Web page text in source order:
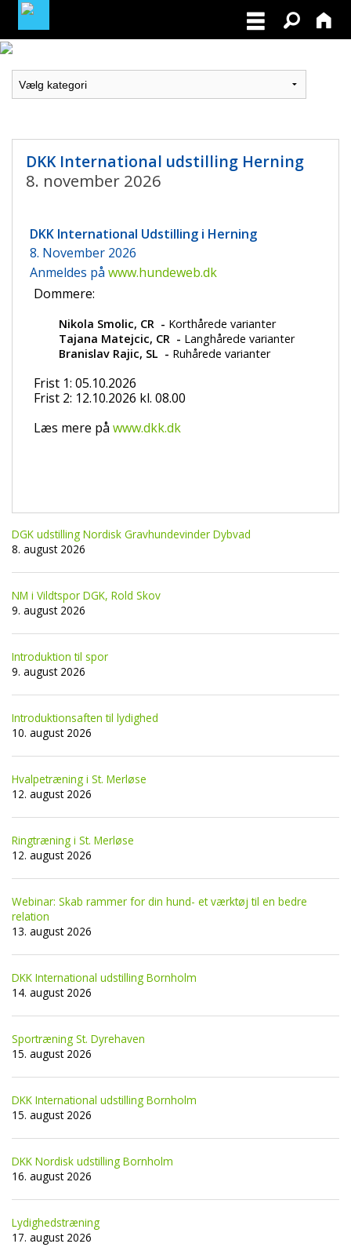
MEDLEMSLOGIN
NORDISK MESTERSKAB I VILDTSPOR 2026
VIL DU BETÆNKE DGK MED EN ARV
TILSKUD TIL ØJENLYSNING OG
DKK International udstilling Herning
8. november 2026
DKK International Udstilling i Herning
8. November 2026
Anmeldes på www.hundeweb.dk
Dommere:
Nikola Smolic, CR - Korthårede varianter
Tajana Matejcic, CR - Langhårede varianter
Branislav Rajic, SL - Ruhårede varianter
Frist 1: 05.10.2026
Frist 2: 12.10.2026 kl. 08.00
Læs mere på www.dkk.dk
DGK udstilling Nordisk Gravhundevinder Dybvad
8. august 2026
NM i Vildtspor DGK, Rold Skov
9. august 2026
Introduktion til spor
9. august 2026
Introduktionsaften til lydighed
10. august 2026
Hvalpetræning i St. Merløse
12. august 2026
Ringtræning i St. Merløse
12. august 2026
Webinar: Skab rammer for din hund- et værktøj til en bedre
relation
13. august 2026
DKK International udstilling Bornholm
14. august 2026
Sportræning St. Dyrehaven
15. august 2026
DKK International udstilling Bornholm
15. august 2026
DKK Nordisk udstilling Bornholm
16. august 2026
Lydighedstræning
17. august 2026